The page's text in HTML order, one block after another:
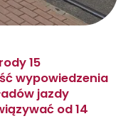
15
wypowiedzenia
jazdy
od 14